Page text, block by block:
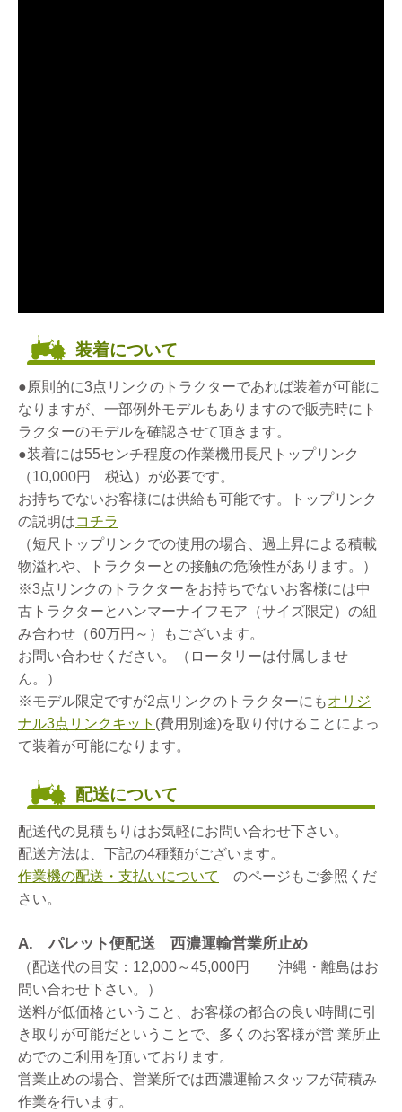
装着について
●原則的に3点リンクのトラクターであれば装着が可能に
なりますが、一部例外モデルもありますので販売時にト
ラクターのモデルを確認させて頂きます。
●装着には55センチ程度の作業機用長尺トップリンク
（10,000円 税込）が必要です。
お持ちでないお客様には供給も可能です。トップリンク
の説明はコチラ
（短尺トップリンクでの使用の場合、過上昇による積載
物溢れや、トラクターとの接触の危険性があります。）
※3点リンクのトラクターをお持ちでないお客様には中
古トラクターとハンマーナイフモア（サイズ限定）の組
み合わせ（60万円～）もございます。
お問い合わせください。（ロータリーは付属しませ
ん。）
※モデル限定ですが2点リンクのトラクターにもオリジ
ナル3点リンクキット (費用別途)を取り付けることによっ
て装着が可能になります。
配送について
配送代の見積もりはお気軽にお問い合わせ下さい。
配送方法は、下記の4種類がございます。
作業機の配送・支払いについて
のページもご参照くだ
さい。
A. パレット便配送 西濃運輸営業所止め
（配送代の目安：12,000～45,000円 沖縄・離島はお
問い合わせ下さい。）
送料が低価格ということ、お客様の都合の良い時間に引
き取りが可能だということで、多くのお客様が営 業所止
めでのご利用を頂いております。
営業止めの場合、営業所では西濃運輸スタッフが荷積み
作業を行います。